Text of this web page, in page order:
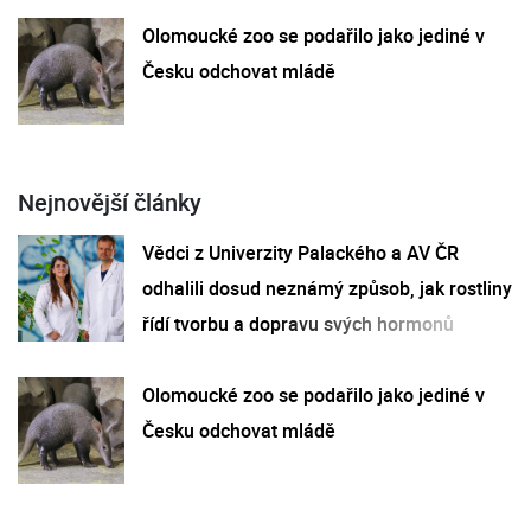
Olomoucké zoo se podařilo jako jediné v
Česku odchovat mládě
Nejnovější články
Vědci z Univerzity Palackého a AV ČR
odhalili dosud neznámý způsob, jak rostliny
řídí tvorbu a dopravu svých hormonů
Olomoucké zoo se podařilo jako jediné v
Česku odchovat mládě